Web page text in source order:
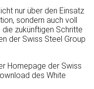
nur über den Einsatz
sondern auch voll
zukünftigen Schritte
der Swiss Steel Group
Homepage der Swiss
des White